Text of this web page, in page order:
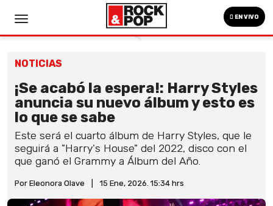
EN VIVO
NOTICIAS
¡Se acabó la espera!: Harry Styles
anuncia su nuevo álbum y esto es
lo que se sabe
Este será el cuarto álbum de Harry Styles, que le
seguirá a "Harry's House" del 2022, disco con el
que ganó el Grammy a Álbum del Año.
Por Eleonora Olave 15 Ene, 2026. 15:34 hrs